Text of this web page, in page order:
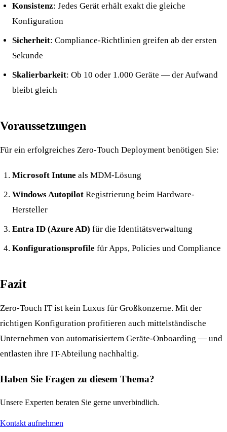
Konsistenz: Jedes Gerät erhält exakt die gleiche
Konfiguration
Sicherheit: Compliance-Richtlinien greifen ab der ersten
Sekunde
Skalierbarkeit: Ob 10 oder 1.000 Geräte — der Aufwand
bleibt gleich
Voraussetzungen
Für ein erfolgreiches Zero-Touch Deployment benötigen Sie:
Microsoft Intune als MDM-Lösung
Windows Autopilot Registrierung beim Hardware-
Hersteller
Entra ID (Azure AD) für die Identitätsverwaltung
Konfigurationsprofile für Apps, Policies und Compliance
Fazit
Zero-Touch IT ist kein Luxus für Großkonzerne. Mit der
richtigen Konfiguration profitieren auch mittelständische
Unternehmen von automatisiertem Geräte-Onboarding — und
entlasten ihre IT-Abteilung nachhaltig.
Haben Sie Fragen zu diesem Thema?
Unsere Experten beraten Sie gerne unverbindlich.
Kontakt aufnehmen